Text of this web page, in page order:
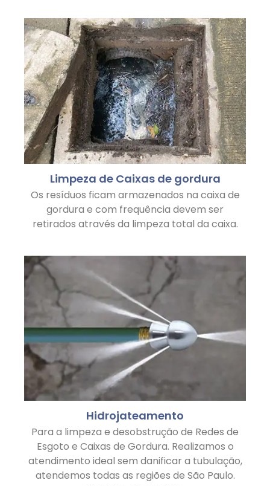
Limpeza de Caixas de gordura
Os resíduos ficam armazenados na caixa de
gordura e com frequência devem ser
retirados através da limpeza total da caixa.
Hidrojateamento
Para a limpeza e desobstrução de Redes de
Esgoto e Caixas de Gordura. Realizamos o
atendimento ideal sem danificar a tubulação,
atendemos todas as regiões de São Paulo.